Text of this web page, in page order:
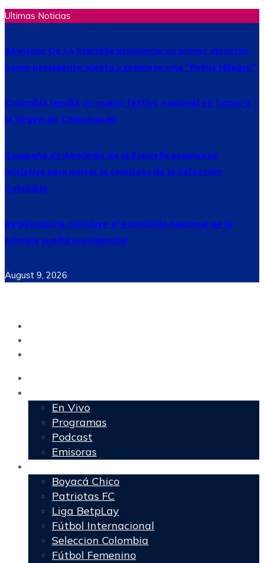
Ultimas Noticias
Abelardo De La Espriella pronuncia su primer discurso
como presidente electo y promete una “Patria Milagro”
Colombia tendrá un nuevo festivo nacional en honor a
la Virgen de Chiquinquirá
Campaña de Abelardo de la Espriella promueve
iniciativa para portar la camiseta de la Selección
Colombia
Registraduría concluye el escrutinio nacional de la
primera vuelta presidencial
August 9, 2026
En Vivo
Programas
Podcast
Emisoras
Boyacá Chico
Patriotas FC
Liga BetpLay
Fútbol Internacional
Seleccion Colombia
Fútbol Femenino